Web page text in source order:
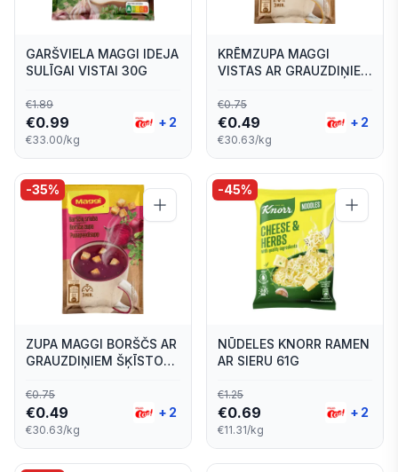
GARŠVIELA MAGGI IDEJA
SULĪGAI VISTAI 30G
€1.89
€0.99
€33.00/kg
+ 2
KRĒMZUPA MAGGI
VISTAS AR GRAUZDIŅIEM
€0.75
€0.49
€30.63/kg
+ 2
-35%
ZUPA MAGGI BORŠČS AR
GRAUZDIŅIEM ŠĶĪSTOŠĀ
€0.75
€0.49
€30.63/kg
+ 2
-45%
NŪDELES KNORR RAMEN
AR SIERU 61G
€1.25
€0.69
€11.31/kg
+ 2